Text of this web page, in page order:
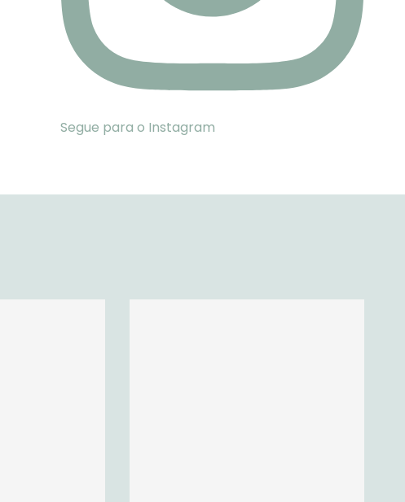
Segue para o Instagram